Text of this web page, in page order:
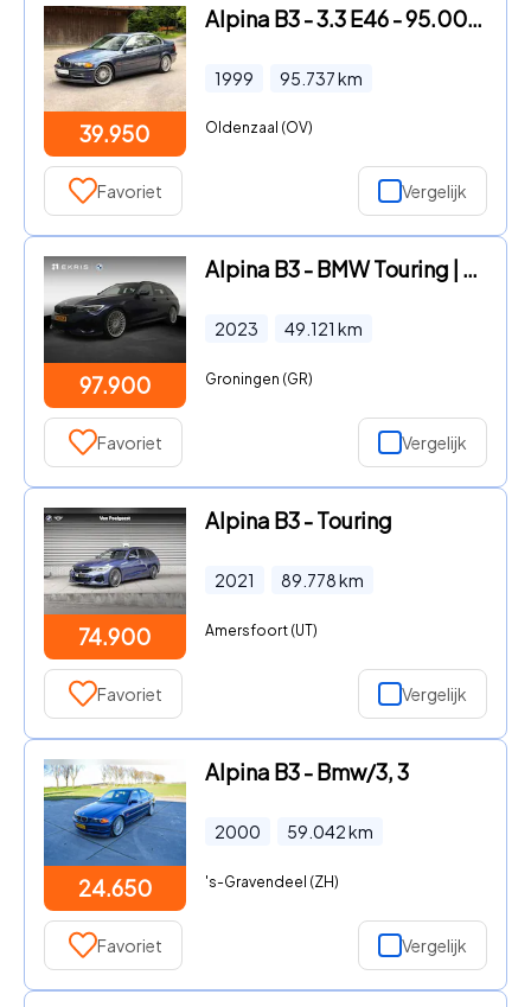
39.950
Alpina B3 - 3.3 E46 - 95.000km - Original Paint
1999 95.737km
Oldenzaal (OV)
Favoriet Vergelijk
97.900
Alpina B3 - BMW Touring | NR 343 | Schuif/kantel-dak | Harman
2023 49.121 km
Groningen (GR)
Favoriet Vergelijk
74.900
Alpina B3 - Touring
2021 89.778km
Amersfoort (UT)
Favoriet Vergelijk
24.650
Alpina B3 - Bmw/3, 3
2000 59.042km
's-Gravendeel (ZH)
Favoriet Vergelijk